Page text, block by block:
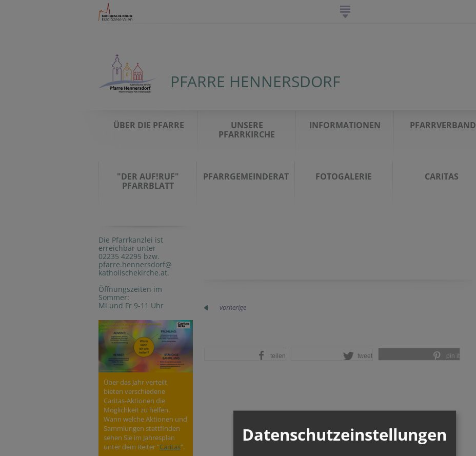
PFARRE HENNERSDORF
ÜBER DIE PFARRE
UNSERE
PFARRKIRCHE
INFORMATIONEN PFARRVERBAND
"DER AUF!RUF"
PFARRBLATT
PFARRGEMEINDERAT FOTOGALERIE CARITAS
Die Pfarrkanzlei ist
erreichbar unter
02235 42295 bzw.
pfarre.hennersdorf@
katholischekirche.at.
Öffnungszeiten im
Sommer:
Mi und Fr 9-11 Uhr
Über das Jahr verteilt
bieten verschiedene
Caritas-Aktionen die
Möglichkeit zu helfen.
Wann welche Aktionen und
Sammlungen stattfinden
sehen Sie im Jahresplan
unter dem Reiter "Caritas".
vorherige
teilen tweet pin it
Datenschutzeinstellungen